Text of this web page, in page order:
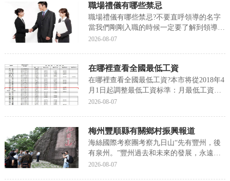
職場禮儀有哪些禁忌
職場禮儀有哪些禁忌?不要直呼領導的名字
當我們剛剛入職的時候一定要了解到領導的
職稱，比如XX總監，XX經理之類的，在稱
非他們已經私下裡允許，下面我們就來聊聊
關于職場禮...
2026-08-07
在哪裡查看全國最低工資
在哪裡查看全國最低工資?本市将從2018年4
月1日起調整最低工資标準：月最低工資标
準從2300元調整到2420元，增加120元；小
工資标準适用于非全日制就業勞動...
2026-08-07
梅州豐順縣有關鄉村振興報道
海絲國際考察團考察九日山“先有豐州，後
有泉州。”豐州過去和未來的發展，永遠少
不了“文化”二字。正因有着悠久的曆史文
2026-08-07